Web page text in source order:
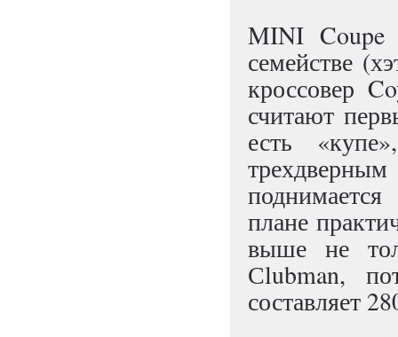
MINI
семействе
кроссовер
считают
есть
плане
выше не
Сlubman,
составляет